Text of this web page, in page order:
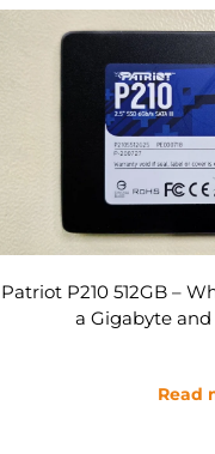
Data Recovery from
after
Read